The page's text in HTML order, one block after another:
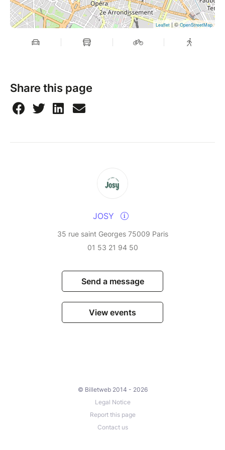
Parce que les plus belles fins de saison méritent les
plus belles fêtes.
Leaflet| ©OpenStreetMap
Share this page
JOSY
35 rue saint Georges 75009 Paris
01 53 21 94 50
Send a message
View events
© Billetweb 2014 - 2026
Legal Notice
Report this page
Contact us